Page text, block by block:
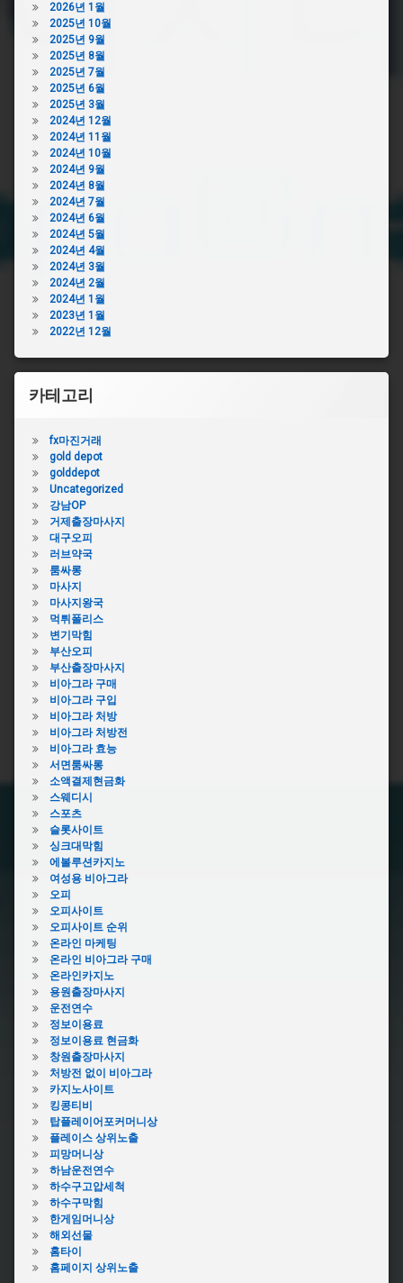
2026년 1월
2025년 10월
2025년 9월
2025년 8월
2025년 7월
2025년 6월
2025년 3월
2024년 12월
2024년 11월
2024년 10월
2024년 9월
2024년 8월
2024년 7월
2024년 6월
2024년 5월
2024년 4월
2024년 3월
2024년 2월
2024년 1월
2023년 1월
2022년 12월
카테고리
fx마진거래
gold depot
golddepot
Uncategorized
강남OP
거제출장마사지
대구오피
러브약국
룸싸롱
마사지
마사지왕국
먹튀폴리스
변기막힘
부산오피
부산출장마사지
비아그라 구매
비아그라 구입
비아그라 처방
비아그라 처방전
비아그라 효능
서면룸싸롱
소액결제현금화
스웨디시
스포츠
슬롯사이트
싱크대막힘
에볼루션카지노
여성용 비아그라
오피
오피사이트
오피사이트 순위
온라인 마케팅
온라인 비아그라 구매
온라인카지노
용원출장마사지
운전연수
정보이용료
정보이용료 현금화
창원출장마사지
처방전 없이 비아그라
카지노사이트
킹콩티비
탑플레이어포커머니상
플레이스 상위노출
피망머니상
하남운전연수
하수구고압세척
하수구막힘
한게임머니상
해외선물
홈타이
홈페이지 상위노출